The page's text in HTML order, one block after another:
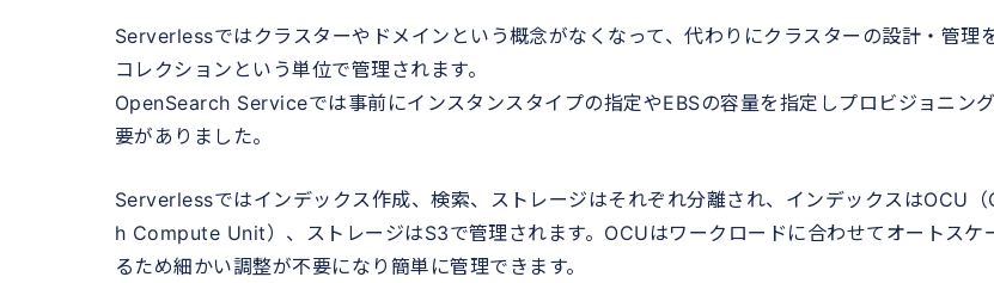
Serverlessではクラスターやドメインという概念がなくなって、代わりにクラスターの設計・管理
コレクションという単位で管理されます。
OpenSearch Serviceでは事前にインスタンスタイプの指定やEBSの容量を指定しプロビジョニン
要がありました。
Serverlessではインデックス作成、検索、ストレージはそれぞれ分離され、インデックスはOCU
h Compute Unit）、ストレージはS3で管理されます。OCUはワークロードに合わせてオートスケ
るため細かい調整が不要になり簡単に管理できます。